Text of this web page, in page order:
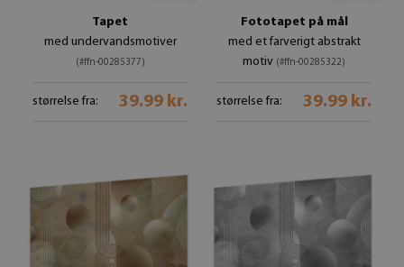
Tapet
med undervandsmotiver
(#ffn-00285377)
størrelse fra: 39.99 kr.
Fototapet på mål
med et farverigt abstrakt
motiv (#ffn-00285322)
størrelse fra: 39.99 kr.